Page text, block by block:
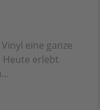
eine ganze
erlebt